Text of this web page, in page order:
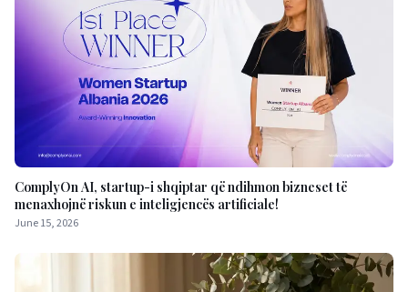
ComplyOn AI, startup-i shqiptar që ndihmon bizneset të
menaxhojnë riskun e inteligjencës artificiale!
June 15, 2026